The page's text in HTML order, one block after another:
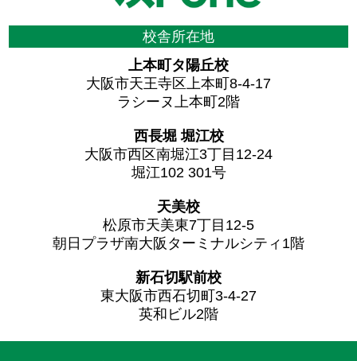
校舎所在地
上本町タ陽丘校
大阪市天王寺区上本町8-4-17
ラシーヌ上本町2階
西長堀 堀江校
大阪市西区南堀江3丁目12-24
堀江102 301号
天美校
松原市天美東7丁目12-5
朝日プラザ南大阪ターミナルシティ1階
新石切駅前校
東大阪市西石切町3-4-27
英和ビル2階